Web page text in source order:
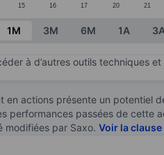
15 16 17 20 21
1M 3M 6M 1A
à d’autres outils techniques et
en actions présente un potentiel
performances passées de cette
modifiées par Saxo. Voir la